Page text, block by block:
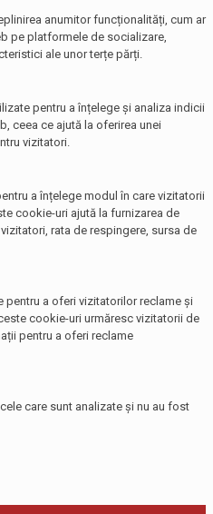
anumitor funcționalități, cum ar
pe platformele de socializare,
ale unor terțe părți.
pentru a înțelege și analiza indicii
ceea ce ajută la oferirea unei
vizitatori.
a înțelege modul în care vizitatorii
cookie-uri ajută la furnizarea de
rata de respingere, sursa de
pentru a oferi vizitatorilor reclame și
cookie-uri urmăresc vizitatorii de
pentru a oferi reclame
care sunt analizate și nu au fost